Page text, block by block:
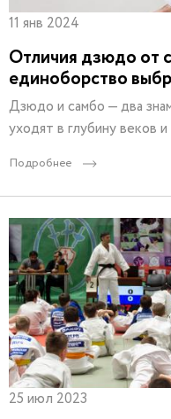
11 янв 2024
Отличия дзюдо от
единоборство
Дзюдо и самбо — два
уходят в глубину веков
Подробнее
25 июл 2023